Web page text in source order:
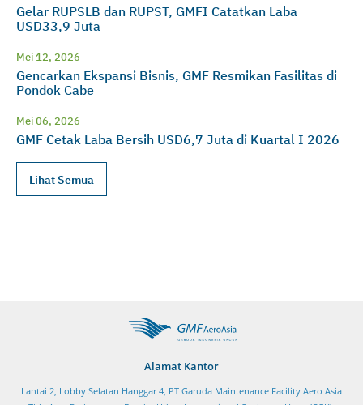
Gelar RUPSLB dan RUPST, GMFI Catatkan Laba
USD33,9 Juta
Mei 12, 2026
Gencarkan Ekspansi Bisnis, GMF Resmikan Fasilitas di
Pondok Cabe
Mei 06, 2026
GMF Cetak Laba Bersih USD6,7 Juta di Kuartal I 2026
Lihat Semua
Alamat Kantor
Lantai 2, Lobby Selatan Hanggar 4, PT Garuda Maintenance Facility Aero Asia